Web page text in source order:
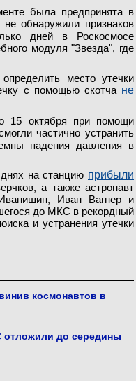
была предпринята в
не обнаружили признаков
дней в Роскосмосе
модуля "Звезда", где
место утечки
с помощью скотча не
15 октября при помощи
частично устранить
падения давления в
на станцию прибыли
а также астронавт
Иван Вагнер и
до МКС в рекордный
и устранения утечки
космонавтов в
отложили до середины